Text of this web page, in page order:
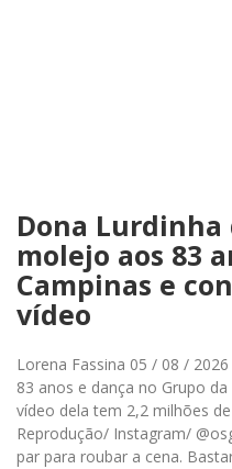
Dona Lurdinha
molejo aos 83
Campinas e
vídeo
Lorena Fassina 05 / 08 /
83 anos e dança no Grupo
vídeo dela tem 2,2 milhões
Reprodução/ Instagram/
par para roubar a cena.